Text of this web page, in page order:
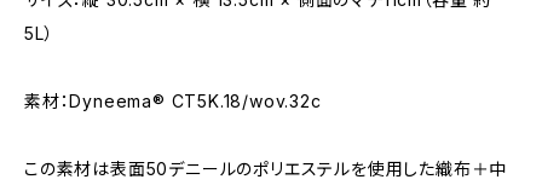
5L）
素材：Dyneema® CT5K.18/wov.32c
この素材は表面50デニールのポリエステルを使用した織布＋中